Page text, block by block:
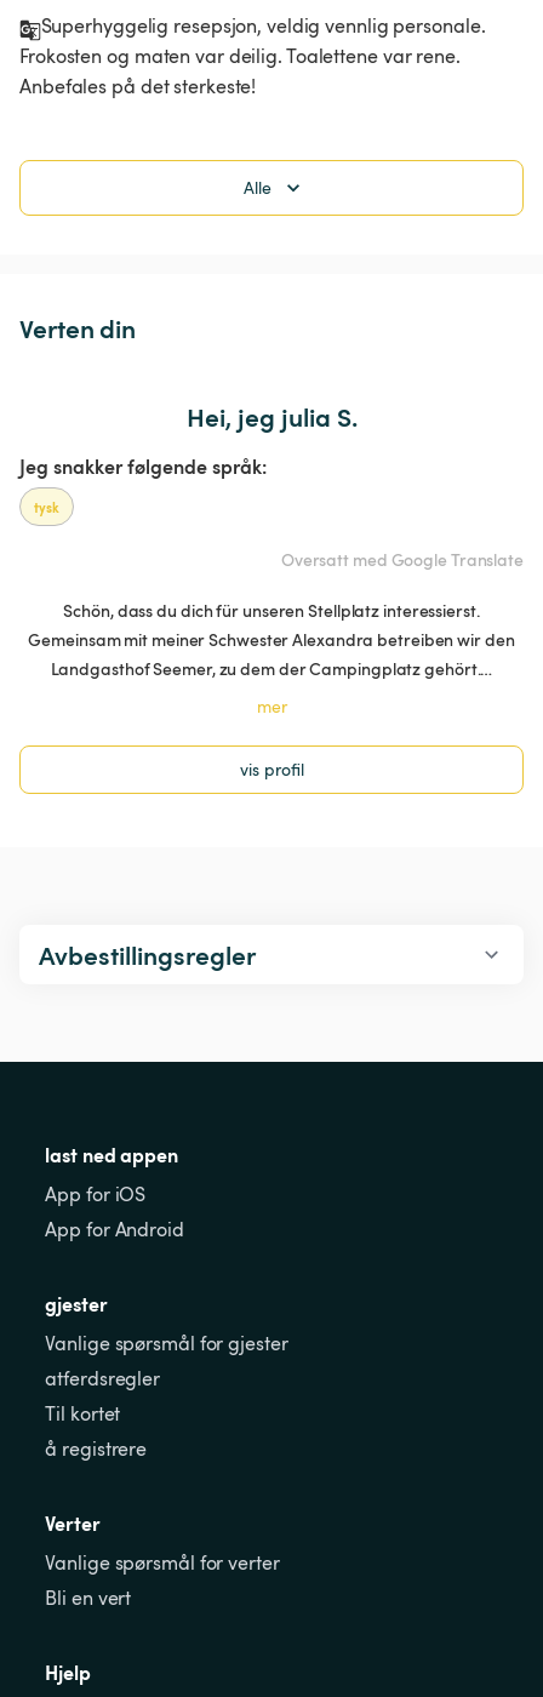
Superhyggelig resepsjon, veldig vennlig personale.
Frokosten og maten var deilig. Toalettene var rene.
Anbefales på det sterkeste!
Alle
Verten din
Hei, jeg julia S.
Jeg snakker følgende språk:
tysk
Oversatt med Google Translate
Schön, dass du dich für unseren Stellplatz interessierst.
Gemeinsam mit meiner Schwester Alexandra betreiben wir den
Landgasthof Seemer, zu dem der Campingplatz gehört.…
mer
vis profil
Avbestillingsregler
last ned appen
App for iOS
App for Android
gjester
Vanlige spørsmål for gjester
atferdsregler
Til kortet
å registrere
Verter
Vanlige spørsmål for verter
Bli en vert
Hjelp